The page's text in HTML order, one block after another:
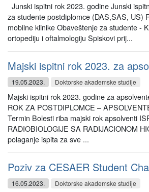
Junski ispitni rok 2023. godine Junski
za studente postdiplomce (DAS,SAS, US)
mobilne klinike Obaveštenje za studente -
ortopediju i oftalmologiju Spiskovi prij...
Majski ispitni rok 2023. za
19.05.2023. Doktorske akademske studije
Majski ispitni rok 2023. godine za
ROK ZA POSTDIPLOMCE –
Termin Bolesti riba majski rok apsolventi
RADIOBIOLOGIJE SA RADIJACIONOM
polaganje ispita za sve ...
Poziv za CESAER Student
16.05.2023. Doktorske akademske studije